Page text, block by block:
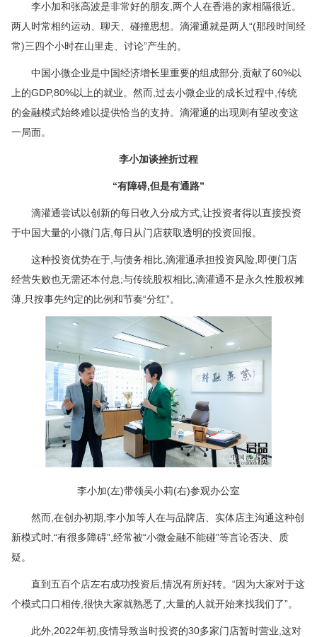
李小加和张高波是非常好的朋友,两个人在香港的家相隔很近。
两人时常相约运动、聊天、碰撞思想。滴灌通就是两人“(那段时间经
常)三四个小时在山里走、讨论”产生的。
中国小微企业是中国经济增长里重要的组成部分,贡献了60%以
上的GDP,80%以上的就业。然而,过去小微企业的成长过程中,传统
的金融模式始终难以提供恰当的支持。滴灌通的出现则有望改变这
一局面。
李小加谈挫折过程
“有障碍,但是有通路”
滴灌通尝试以创新的每日收入分成方式,让投资者得以直接投资
于中国大量的小微门店,每日从门店获取透明的投资回报。
这种投资优势在于,与债务相比,滴灌通承担投资风险,即便门店
经营失败也无需还本付息;与传统股权相比,滴灌通不是永久性股权摊
薄,只按事先约定的比例和节奏“分红”。
李小加(左)带领吴小莉(右)参观办公室
然而,在创办初期,李小加等人在与品牌店、实体店主沟通这种创
新模式时,“有很多障碍”,经常被“小微金融不能碰”等言论否决、质
疑。
直到五百个店左右成功投资后,情况有所好转。“因为大家对于这
个模式口口相传,很快大家就熟悉了,大量的人就开始来找我们了”。
此外,2022年初,疫情导致当时投资的30多家门店暂时营业,这对